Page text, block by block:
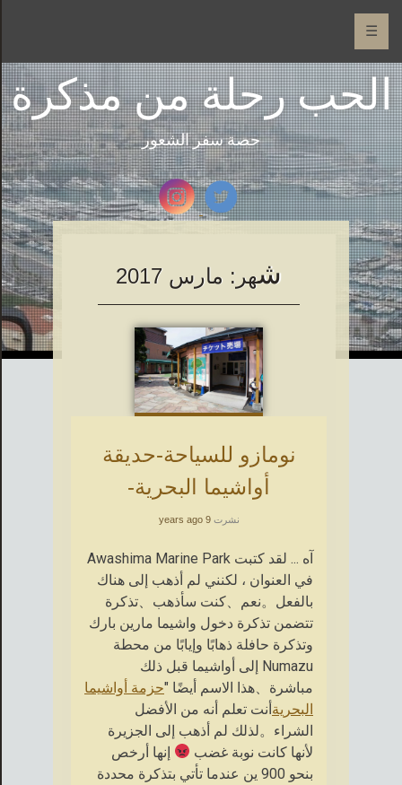
☰
الحب رحلة من مذكرة
حصة سفر الشعور
شهر: مارس 2017
نومازو للسياحة-حديقة
أواشيما البحرية-
نشرت9 years ago
آه ... لقد كتبت Awashima Marine Park
في العنوان ، لكنني لم أذهب إلى هناك
بالفعل。نعم、كنت سأذهب、تذكرة
تتضمن تذكرة دخول واشيما مارين بارك
وتذكرة حافلة ذهابًا وإيابًا من محطة
Numazu إلى أواشيما قبل ذلك
مباشرة、هذا الاسم أيضًا "حزمة أواشيما
البحريةأنت تعلم أنه من الأفضل
الشراء。لذلك لم أذهب إلى الجزيرة
لأنها كانت نوبة غضب
إنها أرخص
بنحو 900 ين عندما تأتي بتذكرة محددة